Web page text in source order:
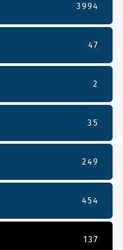
3994
47
2
35
249
454
137